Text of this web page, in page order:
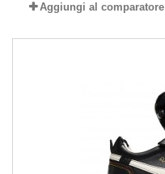
Aggiungi al comparatore